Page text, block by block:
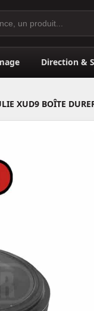
Direction &
XUD9 BOÎTE